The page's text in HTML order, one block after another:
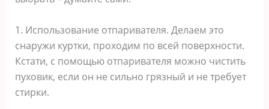
1. Использование отпаривателя. Делаем это
снаружи куртки, проходим по всей поверхности.
Кстати, с помощью отпаривателя можно чистить
пуховик, если он не сильно грязный и не требует
стирки.